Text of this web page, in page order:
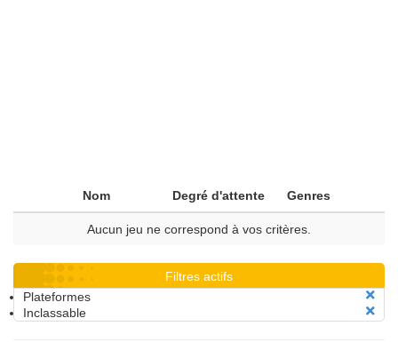
Nom Degré d'attente Genres
Aucun jeu ne correspond à vos critères.
Filtres actifs
Plateformes
Inclassable